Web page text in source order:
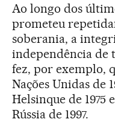
Ao longo dos
prometeu
soberania, a
independência de
fez, por exemplo,
Nações Unidas de
Helsinque de 1975
Rússia de 1997.